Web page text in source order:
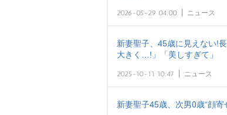
2026-05-29 04:00 ニュース
新妻聖子、45歳に見えない!
大きく…!」「美しすぎて」
2025-10-11 10:47 ニュース
新妻聖子45歳、次男0歳“顔